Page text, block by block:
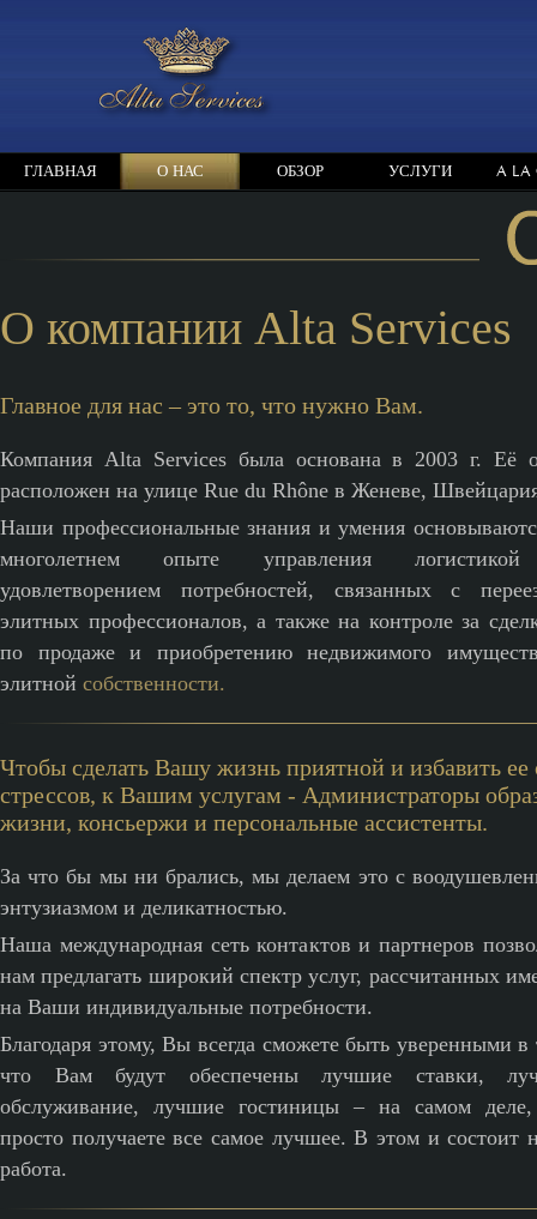
ГЛАВНАЯ О НАС ОБЗОР УСЛУГИ A LA
О компании Alta Services
Главное для нас – это то, что нужно Вам.
Компания Alta Services была основана в 2003 г. Её
расположен на улице Rue du Rhône в Женеве,
Наши профессиональные знания и умения
многолетнем опыте управления
удовлетворением потребностей, связанных с
элитных профессионалов, а также на контроле за
по продаже и приобретению недвижимого
элитной собственности.
Чтобы сделать Вашу жизнь приятной и избавить ее
стрессов, к Вашим услугам - Администраторы
жизни, консьержи и персональные ассистенты.
За что бы мы ни брались, мы делаем это с
энтузиазмом и деликатностью.
Наша международная сеть контактов и партнеров
нам предлагать широкий спектр услуг, рассчитанных
на Ваши индивидуальные потребности.
Благодаря этому, Вы всегда сможете быть уверенными в
что Вам будут обеспечены лучшие ставки,
обслуживание, лучшие гостиницы – на самом
просто получаете все самое лучшее. В этом и состоит
работа.